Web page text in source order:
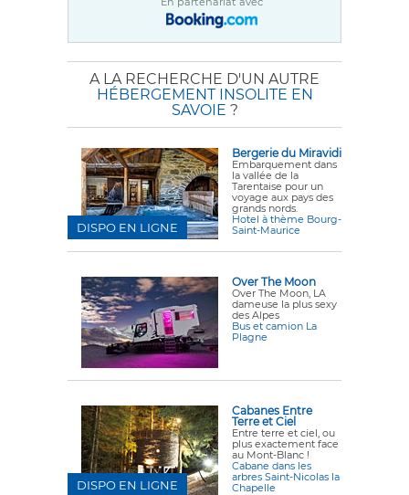
A LA RECHERCHE D'UN AUTRE
HÉBERGEMENT INSOLITE EN
SAVOIE ?
Bergerie du Miravidi
Embarquement dans
la vallée de la
Tarentaise pour un
voyage aux pays des
grands nords.
Hotel à thème Bourg-
Saint-Maurice
DISPO EN LIGNE
Over The Moon
Over The Moon, LA
dameuse la plus sexy
des Alpes
Bus et camion La
Plagne
Cabanes Entre
Terre et Ciel
Entre terre et ciel, ou
plus exactement face
au Mont-Blanc !
Cabane dans les
arbres Saint-Nicolas la
Chapelle
DISPO EN LIGNE